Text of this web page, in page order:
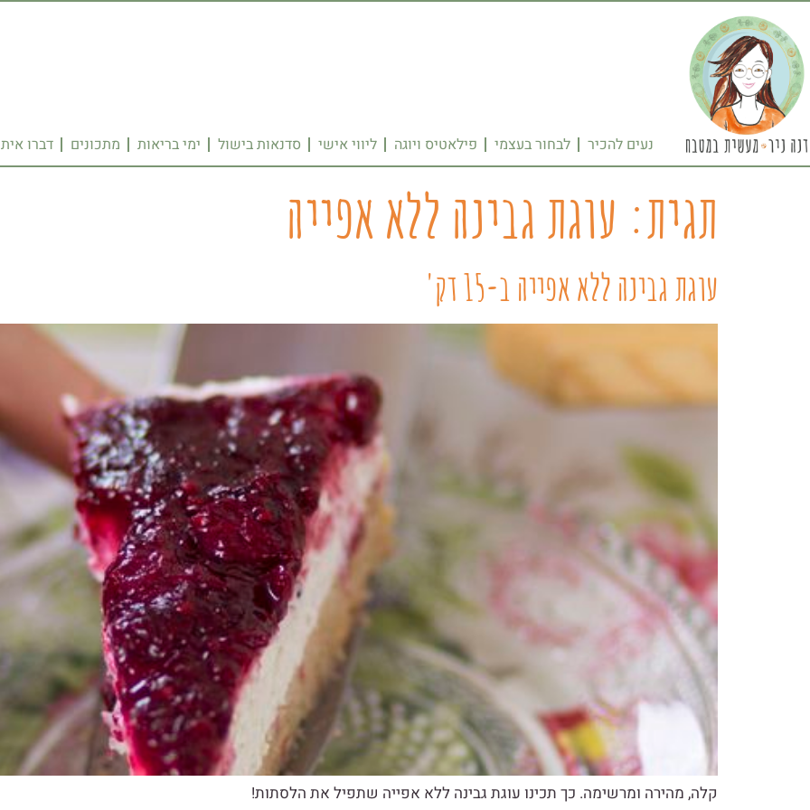
נעים להכיר לבחור בעצמי פילאטיס ויוגה ליווי אישי סדנאות בישול ימי בריאות מתכונים דברו
תגית: עוגת גבינה ללא אפייה
עוגת גבינה ללא אפייה ב-15 דק'
קלה, מהירה ומרשימה. כך תכינו עוגת גבינה ללא אפייה שתפיל את הלסתות!